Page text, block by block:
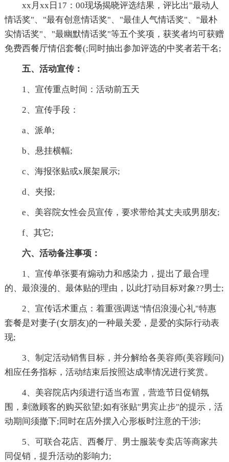
xx月xx日17：00现场揭晓评选结果，评比出"最动人
情话奖"、"最有创意情话奖"、"最佳人气情话奖"、"最朴
实情话奖"、"最幽默情话奖"等五个奖项，获奖者均可获赠
免费西餐厅情侣套餐(;同时抽出参加评选的中奖者若干名;
五、活动宣传：
1、宣传重点时间：活动前五天
2、宣传手段：
a、派单;
b、悬挂横幅;
c、海报张贴或x展架展示;
d、夹报;
e、美容院女性会员宣传，要求带给其丈夫或男朋友;
f、其它;
六、活动备注事项：
1、宣传单张要有煽动力和感染力，提出了最合理
的、最浪漫的、最体贴的理由，以此打动目标对象??男士;
2、宣传话术重点：着重强调送"情侣浪漫心礼"特惠
套餐是对妻子(女朋友)的一种最关爱，是爱的实际行动表
现;
3、制定活动销售目标，并分解给各美容师(美容顾问)
相应任务指标，活动结束后按照达成率情况进行奖赏。
4、美容院店内须进行适当布置，营造节日促销氛
围，刺激顾客的购买欲望;如有张贴"男宾止步"的提示，活
动期间须撤下;同时在店外摆入心形板时注意的干涉;
5、可联合花店、西餐厅、男士服装专卖店等商家共
同促销，提升活动的影响力;